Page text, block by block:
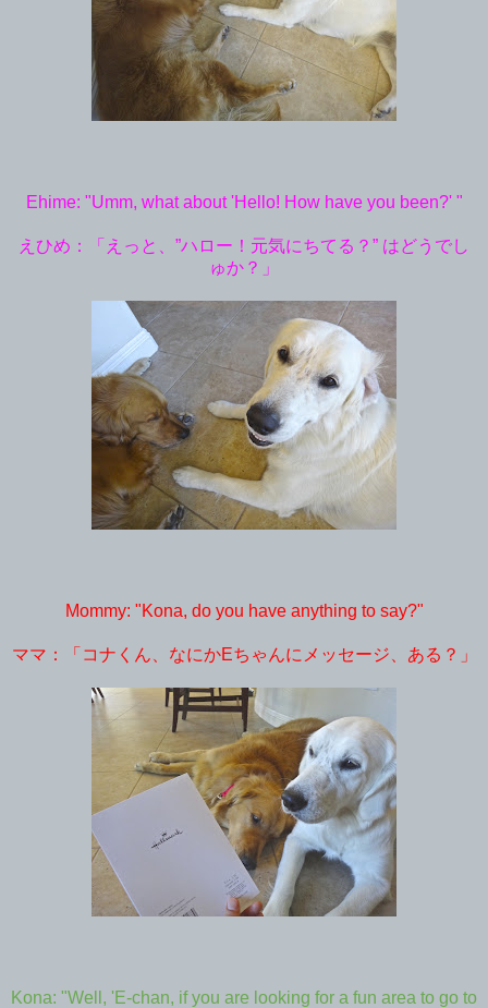
Ehime: "Umm, what about 'Hello! How have you been?' "
えひめ：「えっと、”ハロー！元気にちてる？” はどうでし
ゅか？」
Mommy: "Kona, do you have anything to say?"
ママ：「コナくん、なにかEちゃんにメッセージ、 ある？」
Kona: "Well, 'E-chan, if you are looking for a fun area to go to